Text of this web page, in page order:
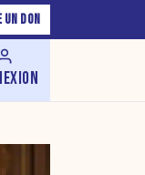
UN DON